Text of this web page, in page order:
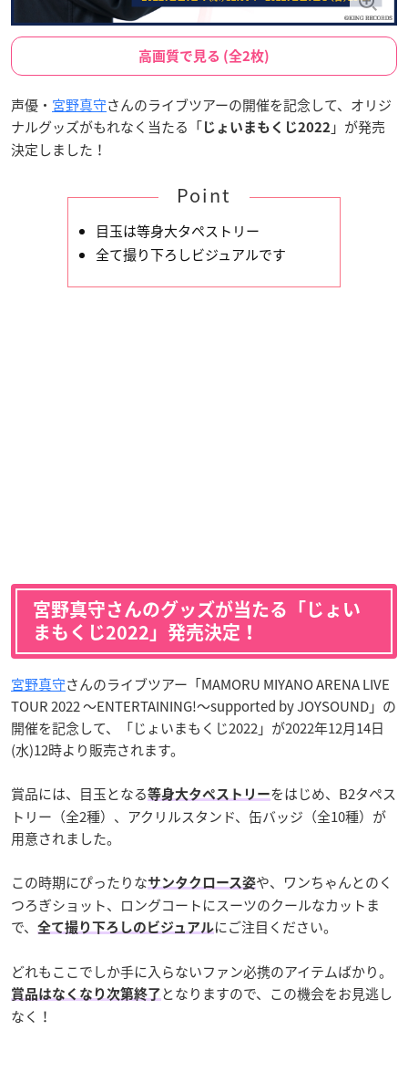
高画質で見る (全2枚)
声優・ 宮野真守さんのライブツアーの開催を記念して、オリジ
ナルグッズがもれなく当たる「 じょいまもくじ2022 」が発売
決定しました！
Point
目玉は等身大タペストリー
全て撮り下ろしビジュアルです
宮野真守さんのグッズが当たる「じょい
まもくじ2022」発売決定！
宮野真守さんのライブツアー「MAMORU MIYANO ARENA LIVE
TOUR 2022 〜ENTERTAINING!〜supported by JOYSOUND」の
開催を記念して、「じょいまもくじ2022」が2022年12月14日
(水)12時より販売されます。
賞品には、目玉となる等身大タペストリーをはじめ、B2タペス
トリー（全2種）、アクリルスタンド、缶バッジ（全10種）が
用意されました。
この時期にぴったりなサンタクロース姿や、ワンちゃんとのく
つろぎショット、ロングコートにスーツのクールなカットま
で、
全て撮り下ろしのビジュアルにご注目ください。
どれもここでしか手に入らないファン必携のアイテムばかり。
賞品はなくなり次第終了 となりますので、この機会をお見逃し
なく！